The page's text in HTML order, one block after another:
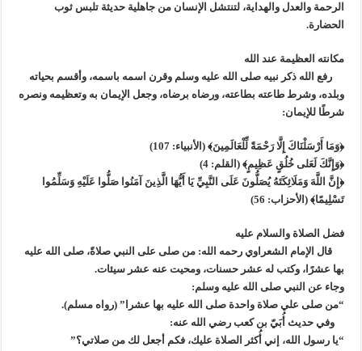
الرحمة والعدل والهداية، لتنتشل الإنسان من جاهلية حديثة تلبس ثوب
الحضارة.
مكانته العظيمة عند الله
رفع الله ذكر نبيه صلى الله عليه وسلم وقرن اسمه باسمه، وأقسم بحياته
وبلده، وشرط طاعته بطاعته، ورضاه برضاه، وجعل الإيمان به وتعظيمه ونصره
شرطًا للإيمان:
﴿وَمَا أَرْسَلْنَاكَ إِلَّا رَحْمَةً لِّلْعَالَمِينَ﴾ (الأنبياء: 107)
﴿وَإِنَّكَ لَعَلى خُلُقٍ عَظِيمٍ﴾ (القلم: 4)
﴿إِنَّ اللَّهَ وَمَلَائِكَتَهُ يُصَلُّونَ عَلَى النَّبِيِّ يَا أَيُّهَا الَّذِينَ آمَنُوا صَلُّوا عَلَيْهِ وَسَلِّمُوا
تَسْلِيمًا﴾ (الأحزاب: 56)
فضل الصلاة والسلام عليه
قال الإمام الشعراوي رحمه الله: من صلى على النبي صلاةً، صلى الله عليه
بها عشرًا، وكتب له عشر حسنات، ومحيت عنه عشر سيئات.
وجاء عن النبي صلى الله عليه وسلم:
“من صلى علي صلاة واحدة صلى الله عليه بها عشرا” (رواه مسلم).
وفي حديث أُبَيّ بن كعب رضي الله عنه:
“يا رسول الله، إني أُكثر الصلاة عليك، فكم أجعل لك من صلاتي؟”